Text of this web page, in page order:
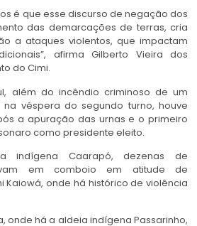
é que esse discurso de negação dos
das demarcações de terras, cria
a ataques violentos, que impactam
afirma Gilberto Vieira dos
do Cimi.
além do incêndio criminoso de um
na véspera do segundo turno, houve
a apuração das urnas e o primeiro
como presidente eleito.
indígena Caarapó, dezenas de
em comboio em atitude de
Kaiowá, onde há histórico de violência
onde há a aldeia indígena Passarinho,